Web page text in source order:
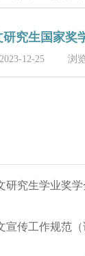
究生国家奖
12-25 浏
研究生学业奖
宣传工作规范（